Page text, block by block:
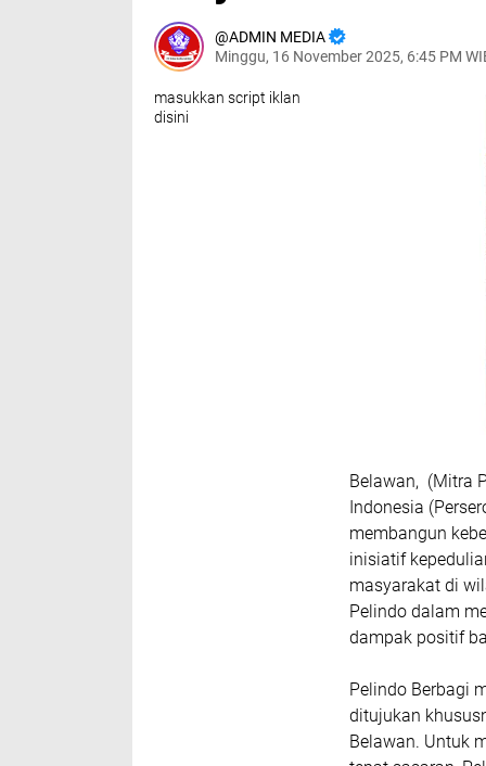
ADMIN MEDIA
Minggu, 16 November 2025, 6:45 PM
masukkan script iklan
disini
Belawan, (Mitra
Indonesia
membangun
inisiatif
masyarakat di
Pelindo dalam
dampak positif
Pelindo Berbagi
ditujukan
Belawan. Untuk